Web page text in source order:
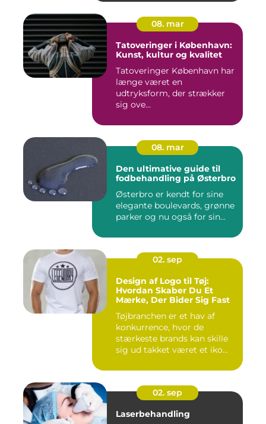
08. mar
Tatoveringer i København:
Kunst, kultur og kvalitet
Tatoveringer København har
længe været en
udtryksform, der strækker
sig ove...
08. mar
Den ultimative guide til
fodbehandling på Østerbro
Østerbro er kendt for sine
elegante boulevards, grønne
parker og nu også for sin...
02. sep
Design af Logo til Tøj:
Hvordan Skaber Du Et
Mærke, Der Bider Sig Fast
Tøjbranchen er et hav af
konkurrence, hvor de
stærkeste brands kan skille
sig ud takket været et iko...
02. sep
Laserbehandling